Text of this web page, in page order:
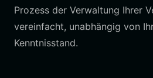
Prozess der Verwaltung Ihrer
vereinfacht, unabhängig von
Kenntnisstand.